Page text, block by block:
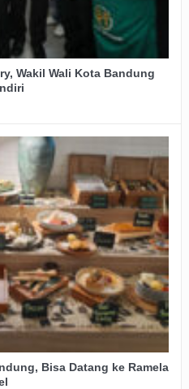
Wakil Wali Kota Bandung
Bisa Datang ke Ramela